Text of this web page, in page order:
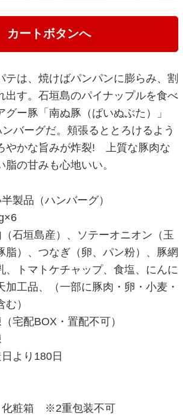
カートボタンへ
テは、焼けばパンパンに膨らみ、割
出す。石垣島のパイナップルを食べ
グー豚「南ぬ豚（ぱいぬぶた）」
バーグだ。頬張るととろけるよう
やかな旨みが炸裂! 上質な豚肉な
脂の甘みも心地いい。
製品（ハンバーグ）
石垣島産）、ソテーオニオン（玉
脂）、つなぎ（卵、パン粉）、豚網
、トマトケチャップ、食塩、にんに
加工品、（一部に豚肉・卵・小麦・
）
宅配BOX・置配不可）
より180日
化粧箱 ※2重包装不可